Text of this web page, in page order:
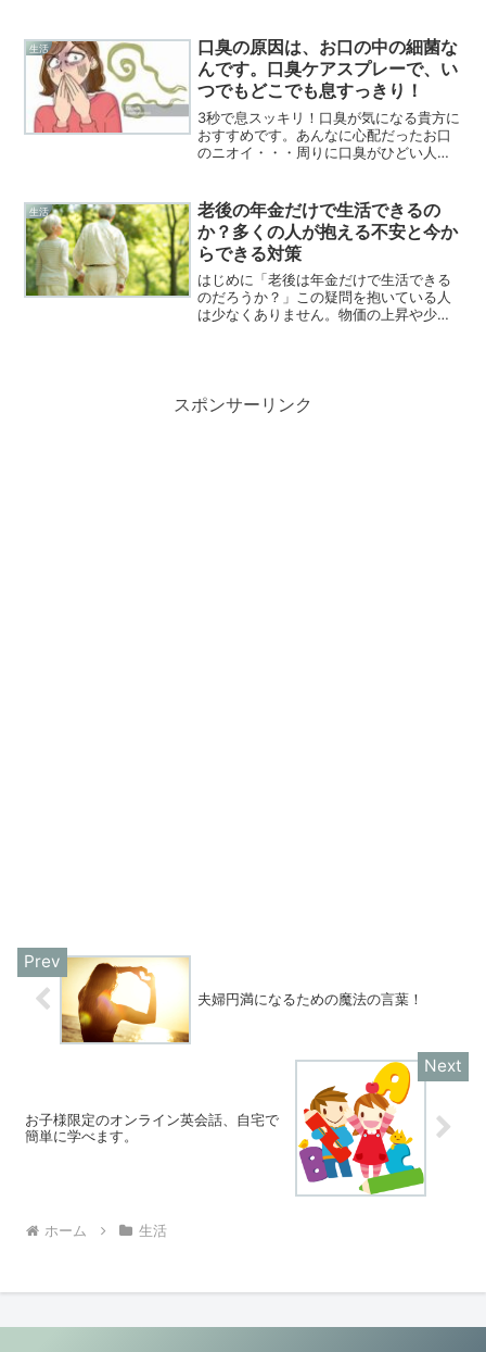
電気代が安く済みやすい暖房器具をラン
キング形式で紹介しま...
生活
口臭の原因は、お口の中の細菌な
んです。口臭ケアスプレーで、い
つでもどこでも息すっきり！
3秒で息スッキリ！口臭が気になる貴方に
おすすめです。あんなに心配だったお口
のニオイ・・・周りに口臭がひどい人が
の菌が原因・・！これは殺菌できるんで
す。こんなことないです...
生活
老後の年金だけで生活できるの
か？多くの人が抱える不安と今か
らできる対策
はじめに「老後は年金だけで生活できる
のだろうか？」この疑問を抱いている人
は少なくありません。物価の上昇や少子
スポンサーリンク
夫婦円満になるための魔法の言葉！
お子様限定のオンライン英会話、自宅で
簡単に学べます。
ホーム 生活